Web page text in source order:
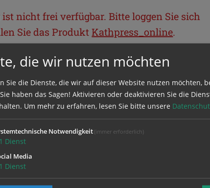
ist nicht frei verfügbar. Bitte loggen Sie sich
Sie das Produkt Kathpress_online.
sich mit Ihrem Benutzernamen und
die wir nutzen möchten
Sie die Dienste, die wir auf dieser Website nutzen möchten,
haben das Sagen! Aktivieren oder deaktivieren Sie die
Um mehr zu erfahren, lesen Sie bitte unsere
Notwendigkeit (immer erforderlich)
1 Dienst
Media
1 Dienst